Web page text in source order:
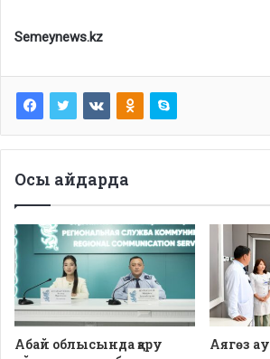
Semeynews.kz
Осы айдарда
Абай облысында қару
Аягөз